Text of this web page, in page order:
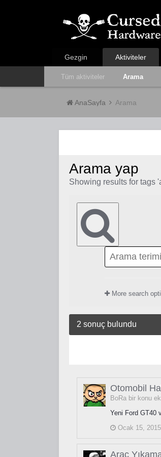
Gezgin Aktiviteler
Tüm aktiviteler Arama
AnaSayfa Arama
Arama yap
Showing results for tags
More search
2 sonuç bulundu
Otomobil
BoRa bir konu
Yeni Ford GT40
Ocak 15, 2015
Araç